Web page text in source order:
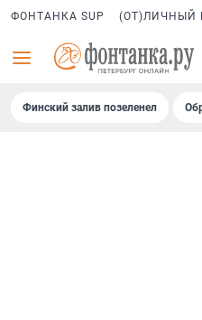
ФОНТАНКА SUP (ОТ)ЛИЧНЫЙ
Финский залив позеленел